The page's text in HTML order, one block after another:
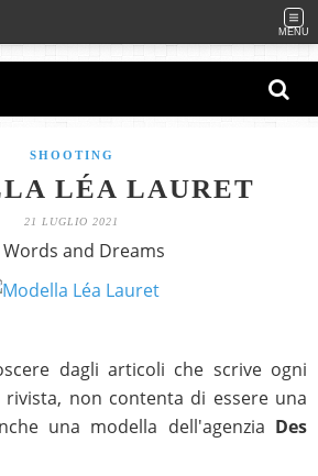
MENU
SHOOTING
LÉA LAURET
21 LUGLIO 2021
Words and Dreams
dagli articoli che scrive ogni
non contenta di essere una
una modella dell'agenzia Des